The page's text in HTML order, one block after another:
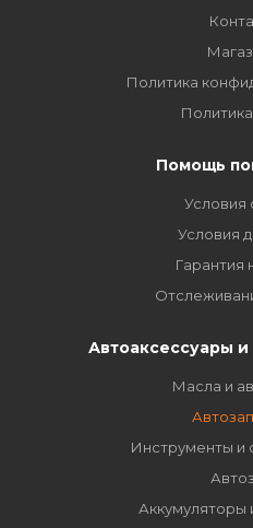
Политика
Помощь
Условия
Условия
Гарантия
Автоаксессуары
Масла и
Инструменты и
Аккумуляторы